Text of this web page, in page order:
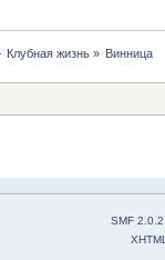
Клубная жизнь» Винница
SMF 2.0.2